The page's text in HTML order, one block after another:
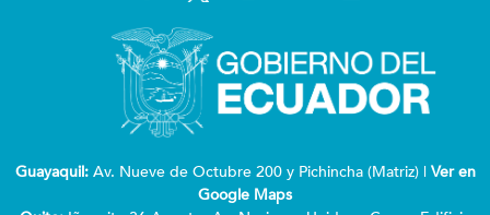
Guayaquil:Av. Nueve de Octubre 200 y Pichincha (Matriz) | Ver en
Google Maps